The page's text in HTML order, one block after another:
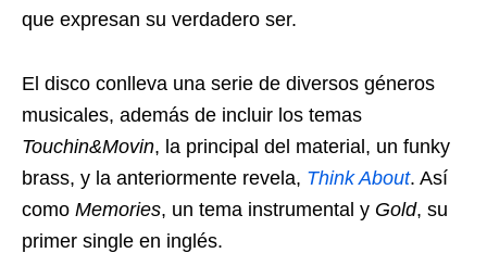
que expresan su verdadero ser.
El disco conlleva una serie de diversos géneros
musicales, además de incluir los temas
Touchin&Movin, la principal del material, un funky
brass, y la anteriormente revela, Think About. Así
como Memories, un tema instrumental y Gold, su
primer single en inglés.